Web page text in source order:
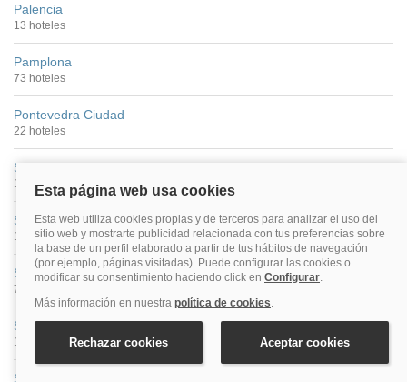
Palencia
13 hoteles
Pamplona
73 hoteles
Pontevedra Ciudad
22 hoteles
Salamanca
100 hoteles
San Sebastián
149 hoteles
Santander
74 hoteles
Santiago De Compostela
176 hoteles
Segovia